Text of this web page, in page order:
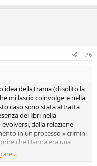
#6
idea della trama (di solito la
mi lascio coinvolgere nella
caso sono stata attratta
dei libri nella
dalla relazione
in un processo x crimini
che Hanna era una
dunque la sua incapacità di